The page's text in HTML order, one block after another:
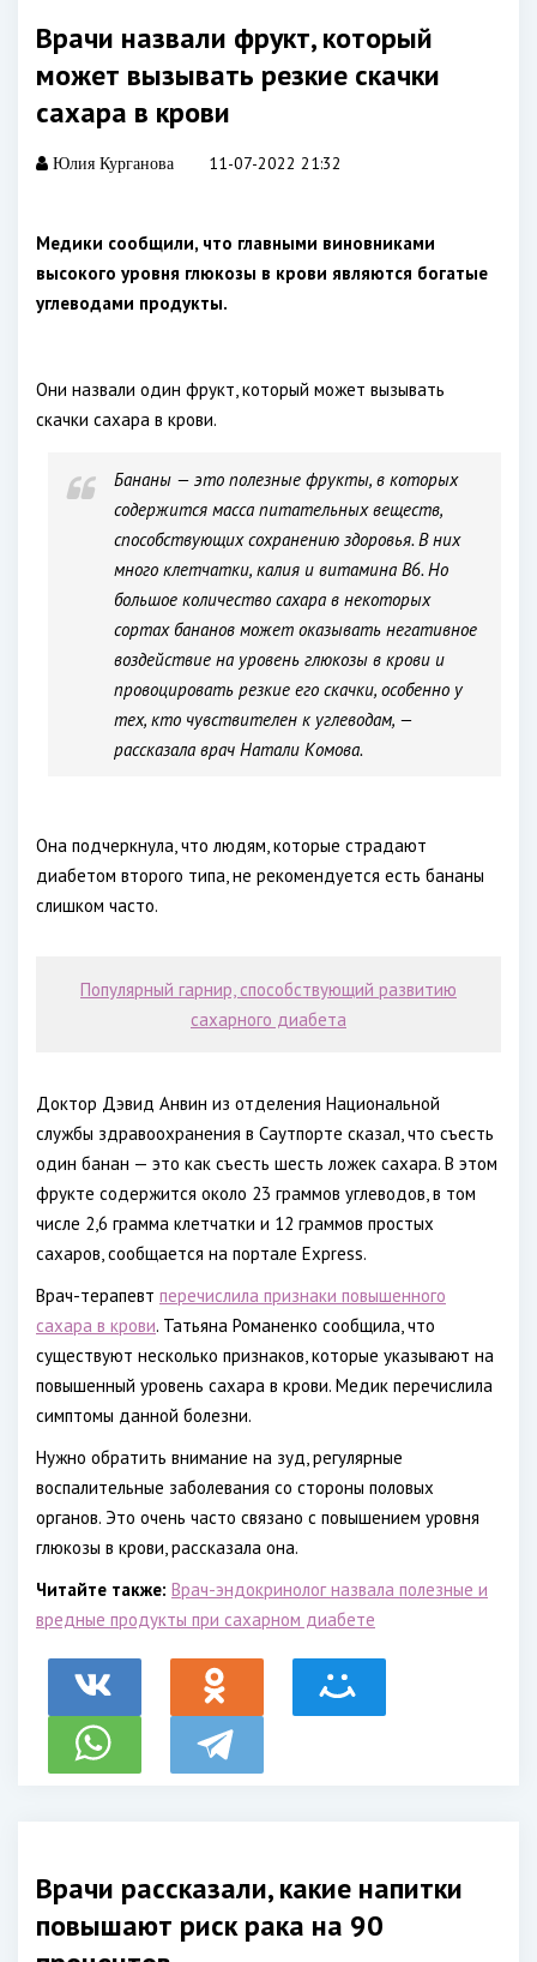
Врачи назвали фрукт, который
может вызывать резкие скачки
сахара в крови
Юлия Курганова 11-07-2022 21:32
Медики сообщили, что главными виновниками
высокого уровня глюкозы в крови являются богатые
углеводами продукты.
Они назвали один фрукт, который может вызывать
скачки сахара в крови.
Бананы — это полезные фрукты, в которых
содержится масса питательных веществ,
способствующих сохранению здоровья. В них
много клетчатки, калия и витамина B6. Но
большое количество сахара в некоторых
сортах бананов может оказывать негативное
воздействие на уровень глюкозы в крови и
провоцировать резкие его скачки, особенно у
тех, кто чувствителен к углеводам, —
рассказала врач Натали Комова.
Она подчеркнула, что людям, которые страдают
диабетом второго типа, не рекомендуется есть бананы
слишком часто.
Популярный гарнир, способствующий развитию
сахарного диабета
Доктор Дэвид Анвин из отделения Национальной
службы здравоохранения в Саутпорте сказал, что съесть
один банан — это как съесть шесть ложек сахара. В этом
фрукте содержится около 23 граммов углеводов, в том
числе 2,6 грамма клетчатки и 12 граммов простых
сахаров, сообщается на портале Express.
Врач-терапевт перечислила признаки повышенного
сахара в крови­. Татьяна Романенко сообщила, что
существуют несколько признаков, которые указывают на
повышенный уровень сахара в крови. Медик перечислила
симптомы данной болезни.
Нужно обратить внимание на зуд, регулярные
воспалительные заболевания со стороны половых
органов. Это очень часто связано с повышением уровня
глюкозы в крови, рассказала она.
Читайте также: Врач-эндокринолог назвала полезные и
вредные продукты при сахарном диабете
Врачи рассказали, какие напитки
повышают риск рака на 90